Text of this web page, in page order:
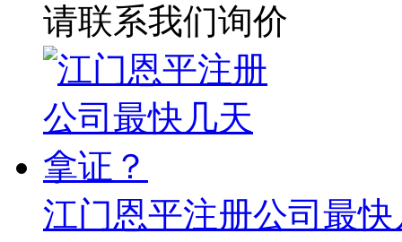
请联系我们询价
江门恩平注册公司最